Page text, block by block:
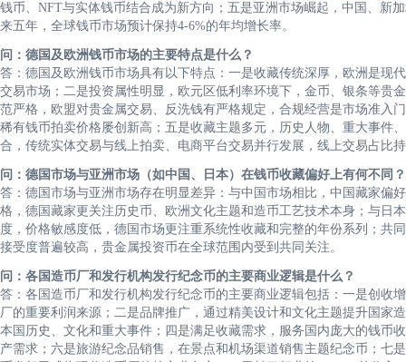
钱币、NFT与实体钱币结合成为新方向；五是亚洲市场崛起，中国、新
来五年，全球钱币市场预计保持4-6%的年均增长率。
问：德国及欧洲钱币市场的主要特点是什么？
答：德国及欧洲钱币市场具有以下特点：一是收藏传统深厚，欧洲是现
交易市场；二是投资属性明显，欧元区低利率环境下，金币、银条等贵
范严格，欧盟对贵金属交易、反洗钱有严格规定，合规经营是市场准入
稀有钱币拍卖价格屡创新高；五是收藏主题多元，历史人物、重大事件
合，传统实体交易与线上拍卖、电商平台交易并行发展，线上交易占比
问：德国市场与亚洲市场（如中国、日本）在钱币收藏偏好上有何不同？
答：德国市场与亚洲市场存在明显差异：与中国市场相比，中国藏家偏
格，德国藏家更关注历史币、欧洲文化主题和造币工艺技术本身；与日
度，价格敏感度低，德国市场更注重系统性收藏和完整的年份系列；共
接受度普遍较高，贵金属投资币在全球范围内受到共同关注。
问：各国造币厂和发行机构发行纪念币的主要商业逻辑是什么？
答：各国造币厂和发行机构发行纪念币的主要商业逻辑包括：一是创收
厂的重要利润来源；二是品牌推广，通过精美设计和文化主题提升国家
本国历史、文化和重大事件；四是满足收藏需求，服务国内庞大的钱币
产需求；六是旅游纪念品销售，在景点和机场渠道销售主题纪念币；七